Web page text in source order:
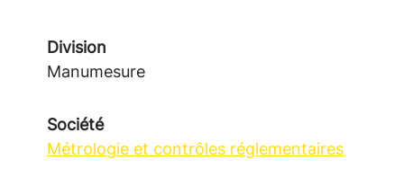
Division
Manumesure
Société
Métrologie et contrôles réglementaires